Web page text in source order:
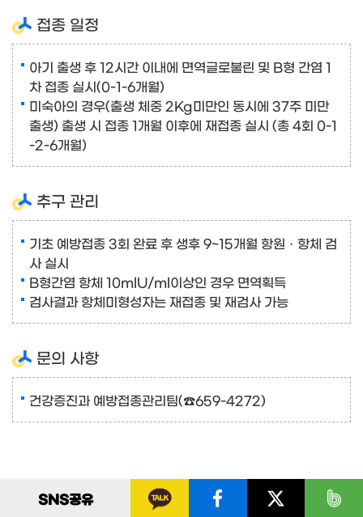
접종 일정
아기 출생 후 12시간 이내에 면역글로불린 및 B형 간염 1
차 접종 실시(0-1-6개월)
미숙아의 경우(출생 체중 2Kg미만인 동시에 37주 미만
출생) 출생 시 접종 1개월 이후에 재접종 실시 (총 4회 0-1
-2-6개월)
추구 관리
기초 예방접종 3회 완료 후 생후 9~15개월 항원ㆍ항체 검
사 실시
B형간염 항체 10mlU/ml이상인 경우 면역획득
검사결과 항체미형성자는 재접종 및 재검사 가능
문의 사항
건강증진과 예방접종관리팀(☎659-4272)
SNS공유